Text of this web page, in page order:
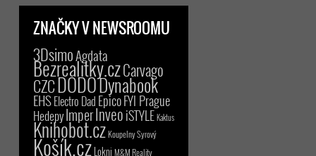
ZNAČKY V NEWSROOMU
3DsimoAgdata
Bezrealitky.czCarvago
CZCDODODynabook
EHSElectro Dad EpicoFYI Prague
HedepyImperInveoiSTYLE Kaktus
Knihobot.czKoupelny Syrový
Košík.czLokni M&M Reality